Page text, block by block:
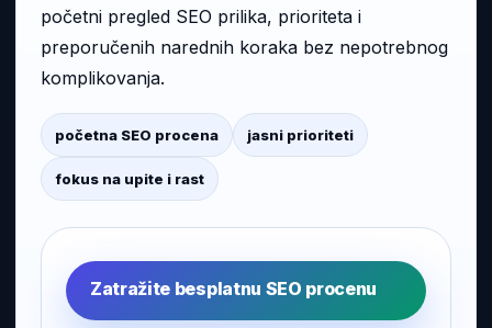
početni pregled SEO prilika, prioriteta i
preporučenih narednih koraka bez nepotrebnog
komplikovanja.
početna SEO procena jasni prioriteti
fokus na upite i rast
Zatražite besplatnu SEO procenu